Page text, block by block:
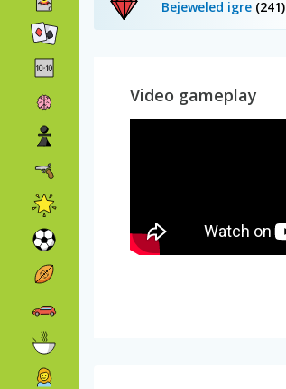
Bejeweled igre (241)
Video gameplay